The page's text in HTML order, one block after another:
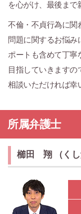
を心がけ、最後まで
不倫・不貞行為に関
問題に関するお悩み
ポートも含めて丁寧
目指していきます
相談いただければ幸
所属弁護士
櫛田 翔 （くし